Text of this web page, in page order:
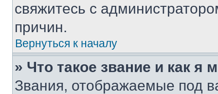
свяжитесь с
причин.
Вернуться к началу
» Что такое звание и как я
Звания, отображаемые под